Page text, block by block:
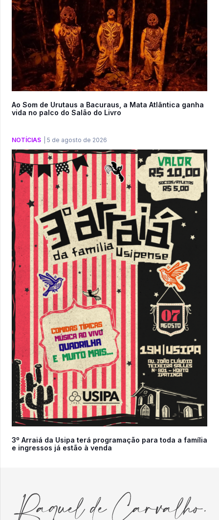
Ao Som de Urutaus a Bacuraus, a Mata Atlântica ganha
vida no palco do Salão do Livro
NOTÍCIAS 5 de agosto de 2026
3º Arraiá da Usipa terá programação para toda a família
e ingressos já estão à venda